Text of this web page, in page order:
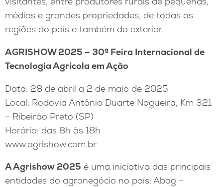
médias e grandes propriedades, de todas as
regiões do país e também do exterior.
AGRISHOW 2025 – 30ª Feira Internacional de
Tecnologia Agrícola em Ação
Data: 28 de abril a 2 de maio de 2025
Local: Rodovia Antônio Duarte Nogueira, Km 321
– Ribeirão Preto (SP)
Horário: das 8h às 18h
www.agrishow.com.br
A Agrishow 2025 é uma iniciativa das principais
entidades do agronegócio no país: Abag –